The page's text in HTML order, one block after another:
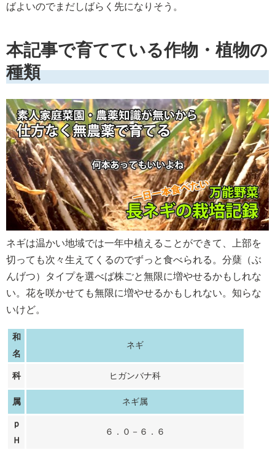
ばよいのでまだしばらく先になりそう。
本記事で育てている作物・植物の
種類
ネギは温かい地域では一年中植えることができて、上部を
切っても次々生えてくるのでずっと食べられる。分蘖（ぶ
んげつ）タイプを選べば株ごと無限に増やせるかもしれな
い。花を咲かせても無限に増やせるかもしれない。知らな
いけど。
和
名
ネギ
科 ヒガンバナ科
属 ネギ属
ｐ
Ｈ
６．０－６．６